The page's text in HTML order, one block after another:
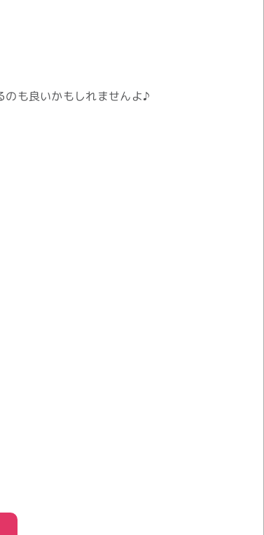
も良いかもしれませんよ♪